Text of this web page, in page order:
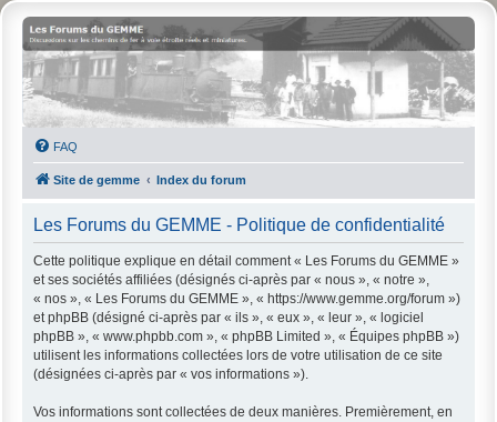
FAQ
Site de gemme Index du forum
Les Forums du GEMME - Politique de confidentialité
Cette politique explique en détail comment « Les Forums du GEMME »
et ses sociétés affiliées (désignés ci-après par « nous », « notre »,
« nos », « Les Forums du GEMME », « https://www.gemme.org/forum »)
et phpBB (désigné ci-après par « ils », « eux », « leur », « logiciel
phpBB », « www.phpbb.com », « phpBB Limited », « Équipes phpBB »)
utilisent les informations collectées lors de votre utilisation de ce site
(désignées ci-après par « vos informations »).
Vos informations sont collectées de deux manières. Premièrement, en